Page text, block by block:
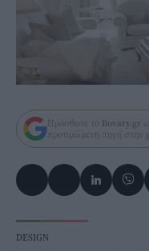
Πρόσθεσε το Bovary.gr
προτιμώμενη πηγή στην
DESIGN